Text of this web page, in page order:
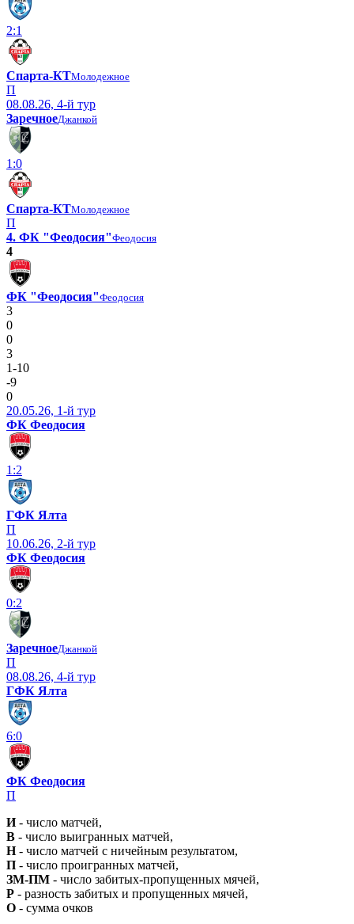
2:1
Спарта-КТМолодежное
П
08.08.26, 4-й тур
ЗаречноеДжанкой
1:0
Спарта-КТМолодежное
П
4. ФК "Феодосия"Феодосия
4
ФК "Феодосия"Феодосия
3
0
0
3
1-10
-9
0
20.05.26, 1-й тур
ФК Феодосия
1:2
ГФК Ялта
П
10.06.26, 2-й тур
ФК Феодосия
0:2
ЗаречноеДжанкой
П
08.08.26, 4-й тур
ГФК Ялта
6:0
ФК Феодосия
П
И- число матчей,
В - число выигранных матчей,
Н- число матчей с ничейным результатом,
П - число проигранных матчей,
ЗМ-ПМ - число забитых-пропущенных мячей,
Р - разность забитых и пропущенных мячей,
О - сумма очков